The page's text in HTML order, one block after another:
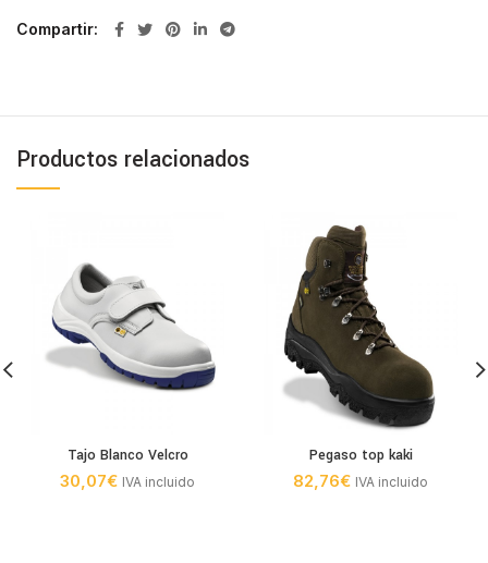
Compartir
Productos relacionados
Tajo Blanco Velcro
30,07€ IVA incluido
Pegaso top kaki
82,76€ IVA incluido